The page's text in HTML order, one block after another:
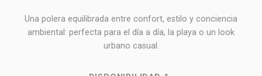
Una polera equilibrada entre confort, estilo y conciencia
ambiental: perfecta para el día a día, la playa o un look
urbano casual.